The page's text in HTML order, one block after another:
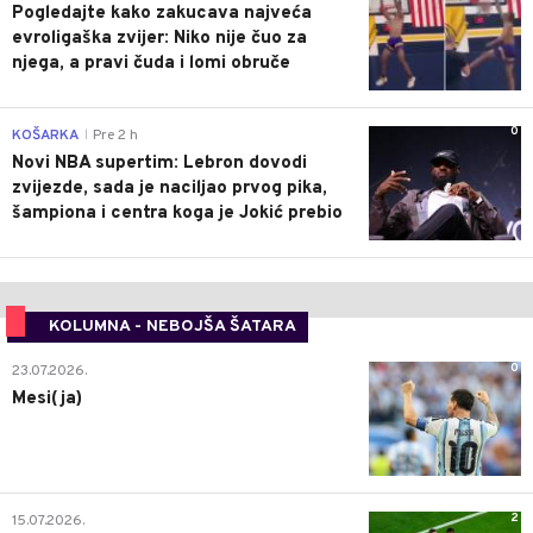
Pogledajte kako zakucava najveća
evroligaška zvijer: Niko nije čuo za
njega, a pravi čuda i lomi obruče
0
KOŠARKA Pre 2 h
Novi NBA supertim: Lebron dovodi
zvijezde, sada je naciljao prvog pika,
šampiona i centra koga je Jokić prebio
KOLUMNA - NEBOJŠA ŠATARA
0
23.07.2026.
Mesi(ja)
2
15.07.2026.